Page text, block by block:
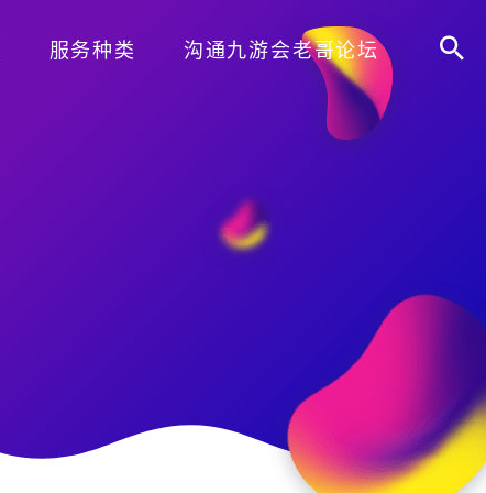
服务种类 沟通九游会老哥论坛